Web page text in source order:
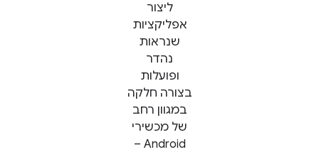
ליצור
אפליקציות
שנראות
נהדר
ופועלות
בצורה חלקה
במגוון רחב
של מכשירי
Android –